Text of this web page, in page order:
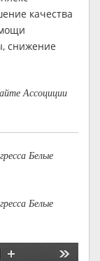
качества
снижение
Ассоциции
Белые
Белые